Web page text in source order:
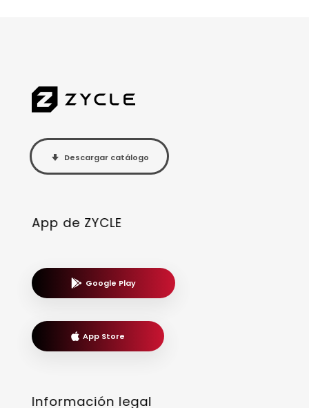
Descargar catálogo
App de ZYCLE
Google Play
App Store
Información legal